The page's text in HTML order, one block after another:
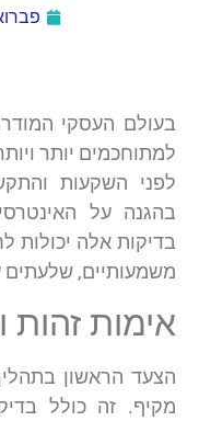
פברואר
בעולם העסקי
למתוחכמים יותר
לפני השקעות
בהגנה על
בדיקות אלה יכולות
משמעותיים, שלעתים
אימות זהות
הצעד הראשון
מקיף. זה כולל